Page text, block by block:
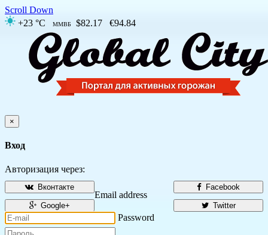
Scroll Down
+23 °C
ММВБ $82.17 €94.84
×
Вход
Авторизация через:
Facebook
Вконтакте
Twitter
Google+
Email address
Password